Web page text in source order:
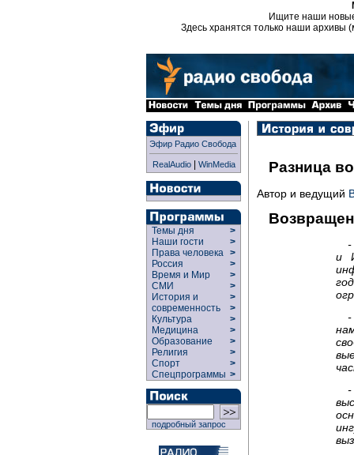
Ищите наши
Здесь хранятся только наши архивы
Эфир Радио Свобода
RealAudio| WinMedia
Темы дня
>
Наши гости
>
Права человека >
Россия
>
Время и Мир
>
СМИ
>
История и
современность
>
>
Культура
>
Медицина
>
Образование
>
Религия
>
Спорт
>
Спецпрограммы >
подробный запрос
Разница
Автор и ведущий
-
и
-